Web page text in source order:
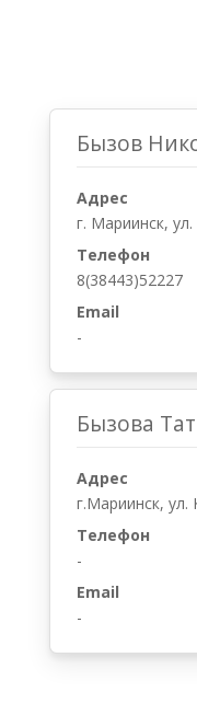
Бызов
Адрес
г. Мариинск,
Телефон
8(38443)52227
Email
-
Бызова
Адрес
г.Мариинск, ул.
Телефон
-
Email
-